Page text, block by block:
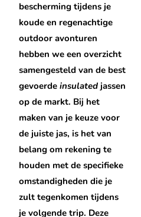
bescherming tijdens je
koude en regenachtige
outdoor avonturen
hebben we een overzicht
samengesteld van de best
gevoerdeinsulated jassen
op de markt. Bij het
maken van je keuze voor
de juiste jas, is het van
belang om rekening te
houden met de specifieke
omstandigheden die je
zult tegenkomen tijdens
je volgende trip. Deze